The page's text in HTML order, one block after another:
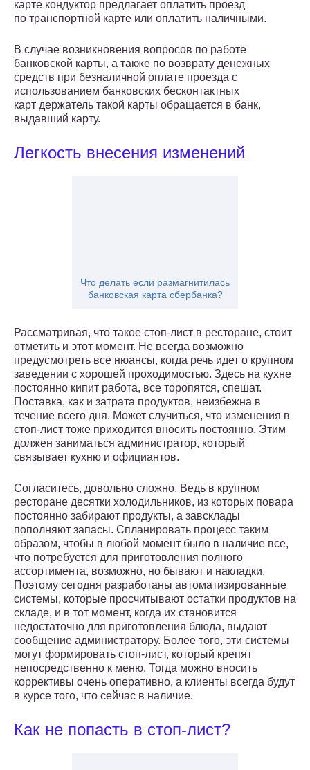
карте кондуктор предлагает оплатить проезд
по транспортной карте или оплатить наличными.
В случае возникновения вопросов по работе
банковской карты, а также по возврату денежных
средств при безналичной оплате проезда с
использованием банковских бесконтактных
карт держатель такой карты обращается в банк,
выдавший карту.
Легкость внесения изменений
Что делать если размагнитилась
банковская карта сбербанка?
Рассматривая, что такое стоп-лист в ресторане, стоит
отметить и этот момент. Не всегда возможно
предусмотреть все нюансы, когда речь идет о крупном
заведении с хорошей проходимостью. Здесь на кухне
постоянно кипит работа, все торопятся, спешат.
Поставка, как и затрата продуктов, неизбежна в
течение всего дня. Может случиться, что изменения в
стоп-лист тоже приходится вносить постоянно. Этим
должен заниматься администратор, который
связывает кухню и официантов.
Согласитесь, довольно сложно. Ведь в крупном
ресторане десятки холодильников, из которых повара
постоянно забирают продукты, а завсклады
пополняют запасы. Спланировать процесс таким
образом, чтобы в любой момент было в наличие все,
что потребуется для приготовления полного
ассортимента, возможно, но бывают и накладки.
Поэтому сегодня разработаны автоматизированные
системы, которые просчитывают остатки продуктов на
складе, и в тот момент, когда их становится
недостаточно для приготовления блюда, выдают
сообщение администратору. Более того, эти системы
могут формировать стоп-лист, который крепят
непосредственно к меню. Тогда можно вносить
коррективы очень оперативно, а клиенты всегда будут
в курсе того, что сейчас в наличие.
Как не попасть в стоп-лист?